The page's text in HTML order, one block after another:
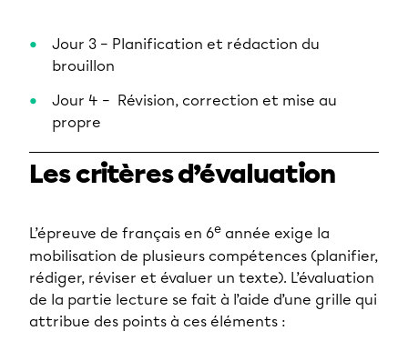
Jour 3 – Planification et rédaction du
brouillon
Jour 4 – Révision, correction et mise au
propre
Les critères d’évaluation
L’épreuve de français en 6e année exige la
mobilisation de plusieurs compétences (planifier,
rédiger, réviser et évaluer un texte). L’évaluation
de la partie lecture se fait à l’aide d’une grille qui
attribue des points à ces éléments :